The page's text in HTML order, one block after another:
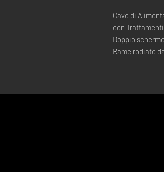
Cavo di
con
Doppio
Rame rodiato